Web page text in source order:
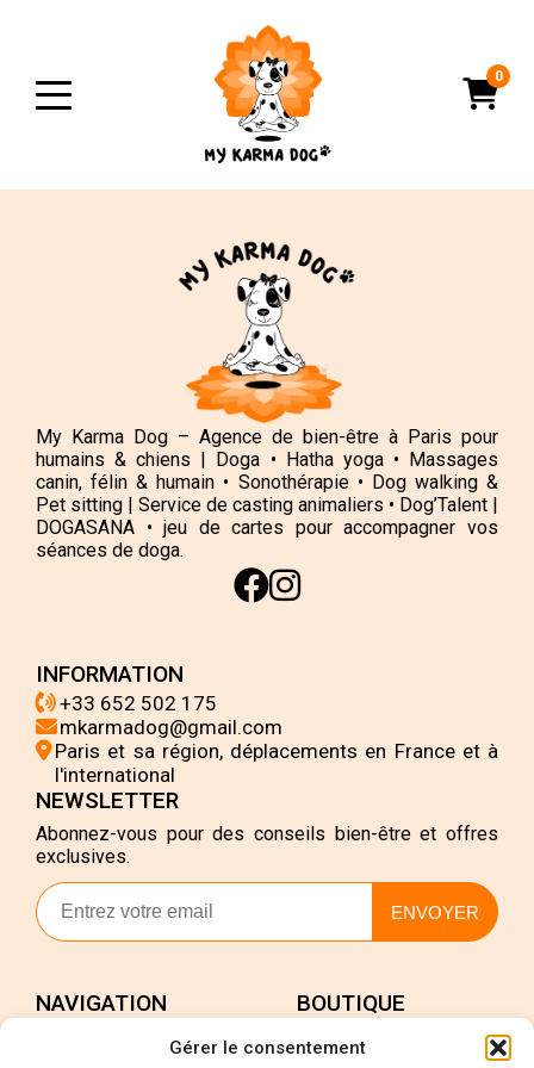
Gérer le consentement
0
My Karma Dog – Agence de bien-être à Paris pour
humains & chiens | Doga • Hatha yoga • Massages
canin, félin & humain • Sonothérapie • Dog walking &
Pet sitting | Service de casting animaliers • Dog’Talent |
DOGASANA • jeu de cartes pour accompagner vos
séances de doga.
NAVIGATION BOUTIQUE
Mon compte
INFORMATION
+33 652 502 175
mkarmadog@gmail.com
Paris et sa région, déplacements en France et à
l'international
NEWSLETTER
Abonnez-vous pour des conseils bien-être et offres
exclusives.
ENVOYER